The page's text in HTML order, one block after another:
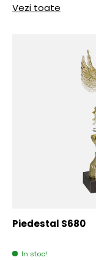
Vezi toate
Piedestal S680
In stoc!